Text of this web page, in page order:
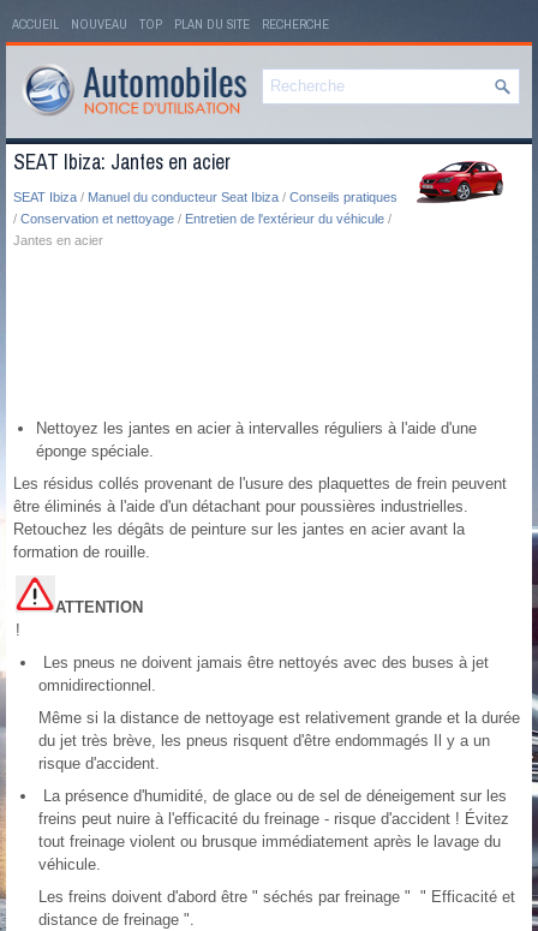
ACCUEIL NOUVEAU TOP PLAN DU SITE RECHERCHE
SEAT Ibiza: Jantes en acier
SEAT Ibiza / Manuel du conducteur Seat Ibiza / Conseils pratiques
/ Conservation et nettoyage / Entretien de l'extérieur du véhicule /
Jantes en acier
Nettoyez les jantes en acier à intervalles réguliers à l'aide d'une
éponge spéciale.
Les résidus collés provenant de l'usure des plaquettes de frein peuvent
être éliminés à l'aide d'un détachant pour poussières industrielles.
Retouchez les dégâts de peinture sur les jantes en acier avant la
formation de rouille.
ATTENTION
!
Les pneus ne doivent jamais être nettoyés avec des buses à jet
omnidirectionnel.
Même si la distance de nettoyage est relativement grande et la durée
du jet très brève, les pneus risquent d'être endommagés Il y a un
risque d'accident.
La présence d'humidité, de glace ou de sel de déneigement sur les
freins peut nuire à l'efficacité du freinage - risque d'accident ! Évitez
tout freinage violent ou brusque immédiatement après le lavage du
véhicule.
Les freins doivent d'abord être " séchés par freinage " " Efficacité et
distance de freinage ".